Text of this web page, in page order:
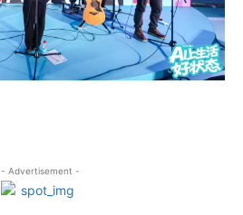
- Advertisement -